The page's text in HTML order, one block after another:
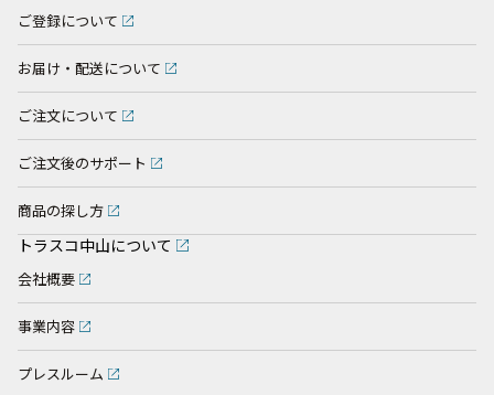
ご登録について
お届け・配送について
ご注文について
ご注文後のサポート
商品の探し方
トラスコ中山について
会社概要
事業内容
プレスルーム